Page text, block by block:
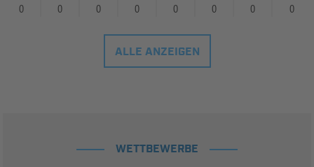
0 0 0 0 0 0 0 0
ALLE ANZEIGEN
WETTBEWERBE